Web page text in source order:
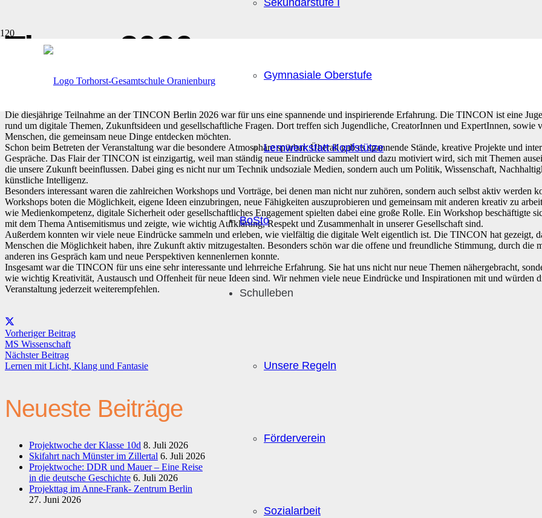
Sekundarstufe I
Gymnasiale Oberstufe
Lernwerkstatt Kopfstütze
BoSto
Schulleben
Unsere Regeln
Förderverein
Sozialarbeit
Tincon 2026
Veröffentlicht amvor 2 Monaten
Die diesjährige Teilnahme an der TINCON Berlin 2026 war für uns eine spannende und inspirierende Erfahrung. Die TINCON ist eine
rund um digitale Themen, Zukunftsideen und gesellschaftliche Fragen. Dort treffen sich Jugendliche, CreatorInnen und ExpertInnen, sowie
Menschen, die gemeinsam neue Dinge entdecken möchten.
Schon beim Betreten der Veranstaltung war die besondere Atmosphäre spürbar: Überall gab es spannende Stände, kreative Projekte und
Gespräche. Das Flair der TINCON ist einzigartig, weil man ständig neue Eindrücke sammelt und dazu motiviert wird, sich mit Themen
die unsere Zukunft beeinflussen. Dabei ging es nicht nur um Technik undsoziale Medien, sondern auch um Politik, Wissenschaft,
künstliche Intelligenz.
Besonders interessant waren die zahlreichen Workshops und Vorträge, bei denen man nicht nur zuhören, sondern auch selbst aktiv werden
Workshops boten die Möglichkeit, eigene Ideen einzubringen, neue Fähigkeiten auszuprobieren und gemeinsam mit anderen kreativ zu
wie Medienkompetenz, digitale Sicherheit oder gesellschaftliches Engagement spielten dabei eine große Rolle. Ein Workshop beschäftigte
mit dem Thema Antisemitismus und zeigte, wie wichtig Aufklärung, Respekt und Zusammenhalt in unserer Gesellschaft sind.
Außerdem konnten wir viele neue Eindrücke sammeln und erleben, wie vielfältig die digitale Welt eigentlich ist. Die TINCON hat gezeigt,
Menschen die Möglichkeit haben, ihre Zukunft aktiv mitzugestalten. Besonders schön war die offene und freundliche Stimmung, durch die
anderen ins Gespräch kam und neue Perspektiven kennenlernen konnte.
Insgesamt war die TINCON für uns eine sehr interessante und lehrreiche Erfahrung. Sie hat uns nicht nur neue Themen nähergebracht,
wie wichtig Kreativität, Austausch und Offenheit für neue Ideen sind. Wir nehmen viele neue Eindrücke und Inspirationen mit und würden
Veranstaltung jederzeit weiterempfehlen.
Vorheriger Beitrag
MS Wissenschaft
Nächster Beitrag
Lernen mit Licht, Klang und Fantasie
Neueste Beiträge
Projektwoche der Klasse 10d 8. Juli 2026
Skifahrt nach Münster im Zillertal 6. Juli 2026
Projektwoche: DDR und Mauer – Eine Reise
in die deutsche Geschichte 6. Juli 2026
Projekttag im Anne-Frank- Zentrum Berlin
27. Juni 2026